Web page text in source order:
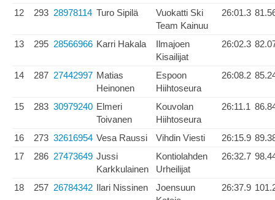
12 293 28978114 Turo Sipilä
Vuokatti Ski
Team Kainuu
26:01.3
13 295 28566966 Karri Hakala
Ilmajoen
Kisailijat
26:02.3
14 287 27442997 Matias
Heinonen
Espoon
Hiihtoseura
26:08.2
15 283 30979240 Elmeri
Toivanen
Kouvolan
Hiihtoseura
26:11.1
16 273 32616954 Vesa Raussi Vihdin Viesti 26:15.9
17
286 27473649 Jussi
Karkkulainen
Kontiolahden
Urheilijat
26:32.7
18 257 26784342 Ilari Nissinen
Joensuun
26:37.9